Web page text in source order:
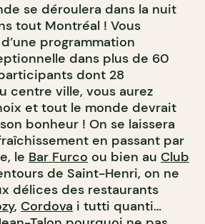
se déroulera dans la nuit
tout Montréal ! Vous
programmation
dans plus de 60
dont 28
centre ville, vous aurez
et tout le monde devrait
bonheur ! On se laissera
en passant par
le Bar Furco ou bien au Club
de Saint-Henri, on ne
délices des restaurants
, Cordova i tutti quanti…